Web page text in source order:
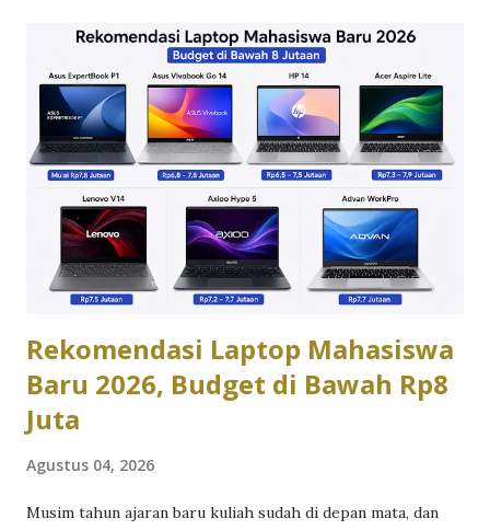
laptop Asus 2026. Desain dan Material: Plastik Modern vs
Aluminium Premium Asus Vivobook mengusung desain
plastik atau kombinasi plastik-metal dengan pilihan warna
yang lebih variatif, cocok untuk kamu yang suka tampilan
segar dan kasual. Asus Zenbook naik kelas dengan
konstruksi aluminium unibody yang memberi kesan elegan
dan solid, plus bodi setipis 1,1cm pada beberapa model,
menjadikannya pilihan yang lebih “profesional” saat dibawa
ke meeting klien. Performa dan Chip AI: Cukup vs Maksimal
Rekomendasi Laptop Mahasiswa
Baru 2026, Budget di Bawah Rp8
Juta
Agustus 04, 2026
Musim tahun ajaran baru kuliah sudah di depan mata, dan